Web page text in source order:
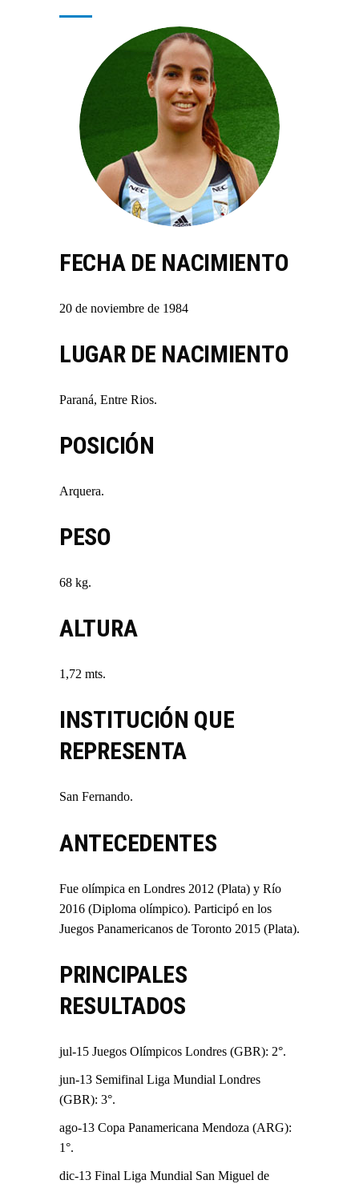
FECHA DE NACIMIENTO
20 de noviembre de 1984
LUGAR DE NACIMIENTO
Paraná, Entre Rios.
POSICIÓN
Arquera.
PESO
68 kg.
ALTURA
1,72 mts.
INSTITUCIÓN QUE
REPRESENTA
San Fernando.
ANTECEDENTES
Fue olímpica en Londres 2012 (Plata) y Río
2016 (Diploma olímpico). Participó en los
Juegos Panamericanos de Toronto 2015 (Plata).
PRINCIPALES
RESULTADOS
jul-15 Juegos Olímpicos Londres (GBR): 2°.
jun-13 Semifinal Liga Mundial Londres
(GBR): 3°.
ago-13 Copa Panamericana Mendoza (ARG):
1°.
dic-13 Final Liga Mundial San Miguel de